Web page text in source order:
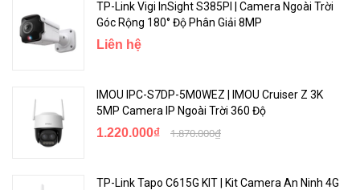
TP-Link Vigi InSight S385PI | Camera Ngoài Trời
Góc Rộng 180° Độ Phân Giải 8MP
Liên hệ
IMOU IPC-S7DP-5M0WEZ | IMOU Cruiser Z 3K
5MP Camera IP Ngoài Trời 360 Độ
1.220.000₫ 1.870.000₫
TP-Link Tapo C615G KIT | Kit Camera An Ninh 4G